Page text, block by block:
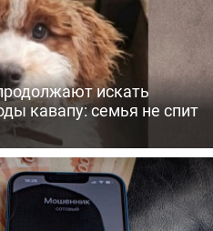
искать
кавапу: семья не спит